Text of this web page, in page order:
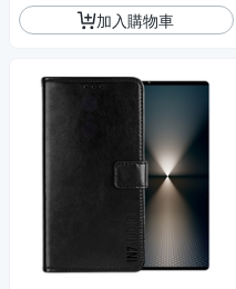
加入購物車